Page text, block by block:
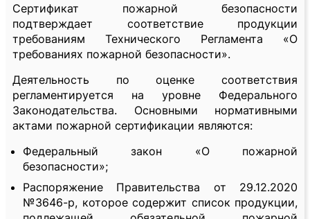
Сертификат пожарной безопасности
подтверждает соответствие продукции
требованиям Технического Регламента «О
требованиях пожарной безопасности».
Деятельность по оценке соответствия
регламентируется на уровне Федерального
Законодательства. Основными нормативными
актами пожарной сертификации являются:
Федеральный закон «О пожарной
безопасности»;
Распоряжение Правительства от 29.12.2020
№3646-р, которое содержит список продукции,